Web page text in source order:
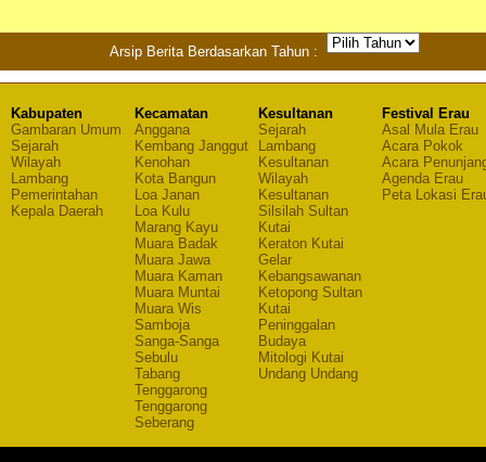
Arsip Berita Berdasarkan Tahun :
Kabupaten
Gambaran Umum
Sejarah
Wilayah
Lambang
Pemerintahan
Kepala Daerah
Kecamatan
Anggana
Kembang Janggut
Kenohan
Kota Bangun
Loa Janan
Loa Kulu
Marang Kayu
Muara Badak
Muara Jawa
Muara Kaman
Muara Muntai
Muara Wis
Samboja
Sanga-Sanga
Sebulu
Tabang
Tenggarong
Tenggarong
Seberang
Kesultanan
Sejarah
Lambang
Kesultanan
Wilayah
Kesultanan
Silsilah Sultan
Kutai
Keraton Kutai
Gelar
Kebangsawanan
Ketopong Sultan
Kutai
Peninggalan
Budaya
Mitologi Kutai
Undang Undang
Festival Erau
Asal Mula Erau
Acara Pokok
Acara
Agenda Erau
Peta Lokasi